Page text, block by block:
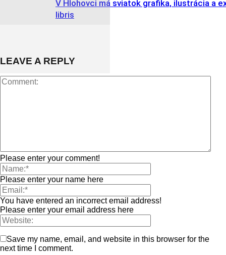
V Hlohovci má sviatok grafika, ilustrácia a
libris
LEAVE A REPLY
Please enter your comment!
Please enter your name here
You have entered an incorrect email address!
Please enter your email address here
Save my name, email, and website in this browser for the
next time I comment.